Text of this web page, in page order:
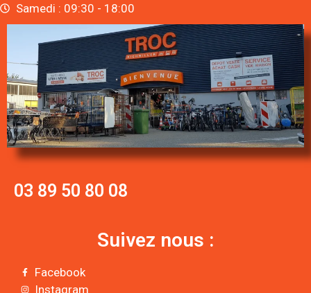
Samedi : 09:30 - 18:00
03 89 50 80 08
Suivez nous :
Facebook
Instagram